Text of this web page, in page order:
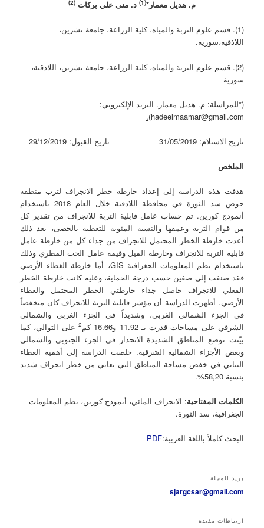
م. هديل معمار *
(1) د. منى علي بركات (2)
(1). قسم علوم التربة والمياه، كلية الزراعة، جامعة تشرين،
اللاذقية،سورية.
(2). قسم علوم التربة والمياه، كلية الزراعة، جامعة تشرين، اللاذقية،
سورية
(*للمراسلة: م. هديل معمار. البريد الإلكتروني:
hadeelmaamar@gmail.com
).
تاريخ الاستلام: 31/05/2019 تاريخ القبول: 29/12/2019
الملخص
هدفت هذه الدراسة إلى إعداد خارطة خطر الانجراف لترب منطقة
حوض سد الثورة في محافظة اللاذقية خلال العام 2018 باستخدام
أنموذج كورين. تم حساب عامل قابلية التربة للانجراف من تقدير كل
من قوام التربة وعمقها والنسبة المئوية للتغطية بالحصى، بعد ذلك
أعدت خارطة الخطر المحتمل للانجراف من جداء كل من خارطة عامل
قابلية التربة للانجراف وخارطة الميل وقيمة عامل الحت المطري وذلك
باستخدام نظم المعلومات الجغرافية GIS، أما خارطة الغطاء الأرضي
فقد صنفت إلى صفين حسب درجة الحماية، وعليه كانت خارطة الخطر
الفعلي للانجراف حاصل جداء خارطتي الخطر المحتمل والغطاء
الأرضي. أظهرت الدراسة أن مؤشر قابلية التربة للانجراف كان منخفضاً
في الجزء الشمالي الغربي، وشديداً في الجزء الغربي والشمالي
الشرقي على مساحات قدرت بـ 11.92 و16.66 كم
2 على التوالي، كما
بيّنت توضع المناطق الشديدة الانحدار في الجزء الجنوبي والشمالي
وبعض الأجزاء الشمالية الشرقية. خلصت الدراسة إلى أهمية الغطاء
النباتي في خفض مساحة المناطق التي تعاني من خطر انجراف شديد
بنسبة 58,20%.
الكلمات المفتاحية: الانجراف المائي، أنموذج كورين، نظم المعلومات
الجغرافية، سد الثورة.
البحث كاملاً باللغة العربية:PDF
بريد المجلة
sjargcsar@gmail.com
ارتباطات مفيدة